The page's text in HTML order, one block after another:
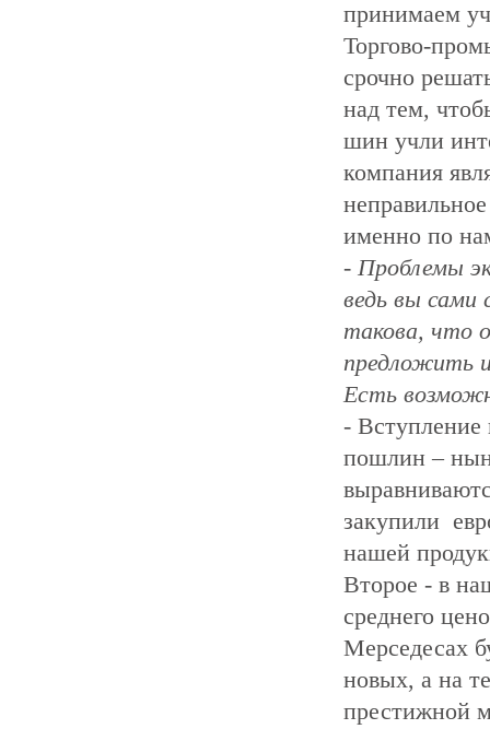
принимаем
Торгово-
срочно
над тем,
шин учли
компания
именно по
- Проблемы
ведь вы сами
такова, что
предложить
Есть
- Вступление
пошлин –
закупили
нашей
Второе - в
среднего
Мерседесах
новых, а на
престижной